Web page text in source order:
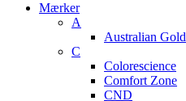
Mærker
A
Australian Gold
C
Colorescience
Comfort Zone
CND